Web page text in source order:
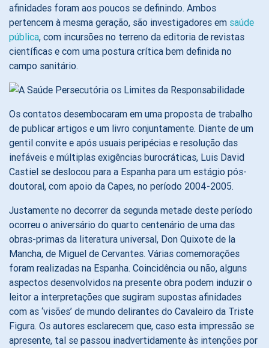
afinidades foram aos poucos se definindo. Ambos
pertencem à mesma geração, são investigadores em saúde
pública, com incursões no terreno da editoria de revistas
científicas e com uma postura crítica bem definida no
campo sanitário.
Os contatos desembocaram em uma proposta de trabalho
de publicar artigos e um livro conjuntamente. Diante de um
gentil convite e após usuais peripécias e resolução das
inefáveis e múltiplas exigências burocráticas, Luis David
Castiel se deslocou para a Espanha para um estágio pós-
doutoral, com apoio da Capes, no período 2004-2005.
Justamente no decorrer da segunda metade deste período
ocorreu o aniversário do quarto centenário de uma das
obras-primas da literatura universal, Don Quixote de la
Mancha, de Miguel de Cervantes. Várias comemorações
foram realizadas na Espanha. Coincidência ou não, alguns
aspectos desenvolvidos na presente obra podem induzir o
leitor a interpretações que sugiram supostas afinidades
com as ‘visões’ de mundo delirantes do Cavaleiro da Triste
Figura. Os autores esclarecem que, caso esta impressão se
apresente, tal se passou inadvertidamente às intenções por